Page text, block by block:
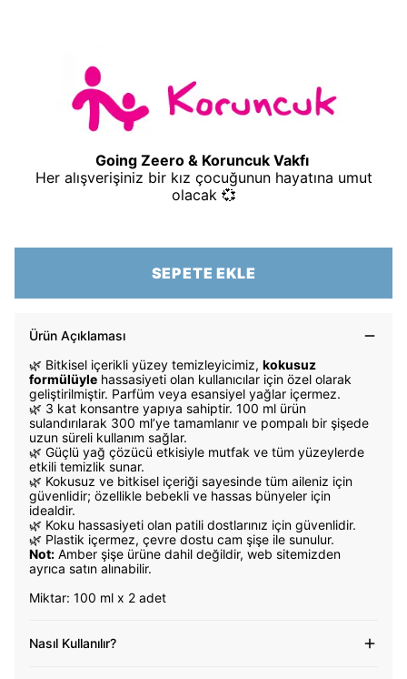
Going Zeero & Koruncuk Vakfı
Her alışverişiniz bir kız çocuğunun hayatına umut
olacak 💞
SEPETE EKLE
Ürün Açıklaması
🌿 Bitkisel içerikli yüzey temizleyicimiz, kokusuz
formülüyle hassasiyeti olan kullanıcılar için özel olarak
geliştirilmiştir. Parfüm veya esansiyel yağlar içermez.
🌿 3 kat konsantre yapıya sahiptir. 100 ml ürün
sulandırılarak 300 ml’ye tamamlanır ve pompalı bir şişede
uzun süreli kullanım sağlar.
🌿 Güçlü yağ çözücü etkisiyle mutfak ve tüm yüzeylerde
etkili temizlik sunar.
🌿 Kokusuz ve bitkisel içeriği sayesinde tüm aileniz için
güvenlidir; özellikle bebekli ve hassas bünyeler için
idealdir.
🌿 Koku hassasiyeti olan patili dostlarınız için güvenlidir.
🌿 Plastik içermez, çevre dostu cam şişe ile sunulur.
Not: Amber şişe ürüne dahil değildir, web sitemizden
ayrıca satın alınabilir.
Miktar: 100 ml x 2 adet
Nasıl Kullanılır?